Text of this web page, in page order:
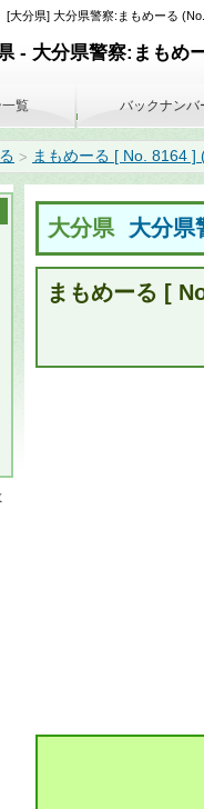
[大分県] 大分県警察:まもめーる
- 大分県警察:まもめ
> まもめーる [ No. 8164
大分県 大分県
まもめーる [
覧 バックナンバ